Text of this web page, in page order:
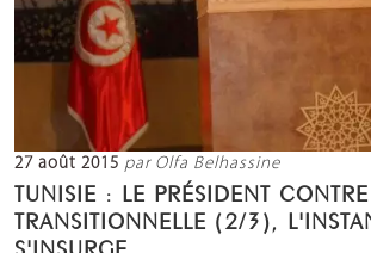
27 août 2015 par Olfa Belhassine
TUNISIE : LE PRÉSIDENT CONTRE
TRANSITIONNELLE (2/3),
S'INSURGE